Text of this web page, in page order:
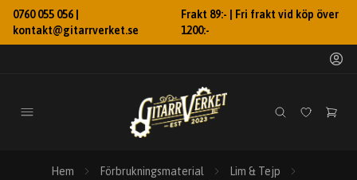
0760 055 056 |
kontakt@gitarrverket.se
Frakt 89:- | Fri frakt vid köp över
1200:-
Hem Förbrukningsmaterial
Lim & Tejp